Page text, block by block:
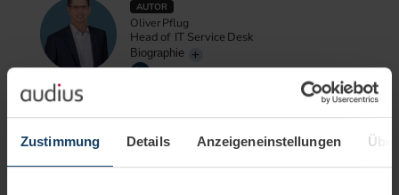
Zustimmung Details Anzeigeneinstellungen
AUTOR
Oliver Pflug
Head of IT Service Desk
Biographie
20.08.2025
Heute ist die IT nicht mehr bloß Werkzeug, sondern
Schaltzentrale.
Mehr erfahren